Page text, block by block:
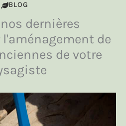
BLOG
dernières
de
de votre